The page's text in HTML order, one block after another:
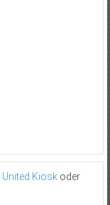
United Kioskoder